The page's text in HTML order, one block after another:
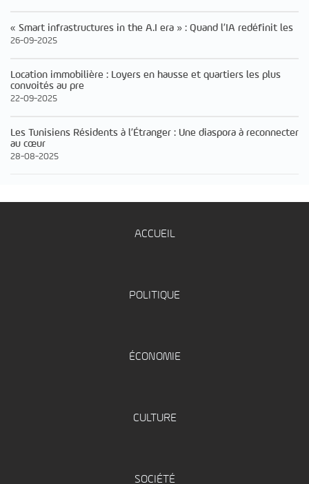
« Smart infrastructures in the A.I era » : Quand l’IA redéfinit les
26-09-2025
Location immobilière : Loyers en hausse et quartiers les plus
convoités au pre
22-09-2025
Les Tunisiens Résidents à l’Étranger : Une diaspora à reconnecter
au cœur
28-08-2025
ACCUEIL
POLITIQUE
ÉCONOMIE
CULTURE
SOCIÉTÉ